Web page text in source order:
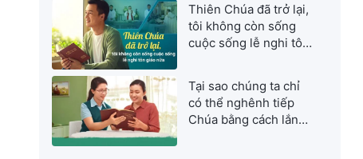
Thiên Chúa đã trở lại,
tôi không còn sống
cuộc sống lễ nghi tôn
Tại sao chúng ta chỉ
có thể nghênh tiếp
Chúa bằng cách lắng